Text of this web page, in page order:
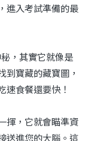
進入考試準備的最
，其實它就像是
到寶藏的藏寶圖，
速食餐還要快！
揮，它就會瞄準資
送進您的大腦。這